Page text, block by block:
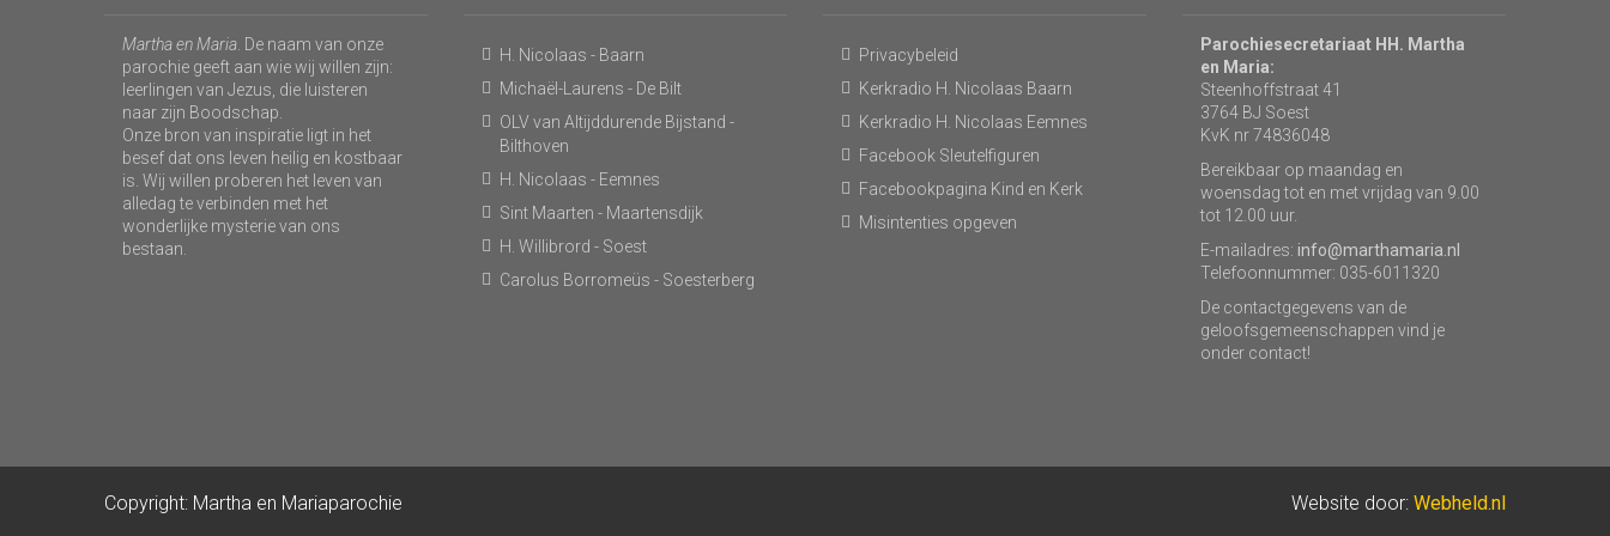
Martha en Maria . De naam van onze
parochie geeft aan wie wij willen zijn:
leerlingen van Jezus, die luisteren
naar zijn Boodschap.
Onze bron van inspiratie ligt in het
besef dat ons leven heilig en kostbaar
is. Wij willen proberen het leven van
alledag te verbinden met het
wonderlijke mysterie van ons
bestaan.
H. Nicolaas - Baarn
Michaël-Laurens - De Bilt
OLV van Altijddurende Bijstand -
Bilthoven
H. Nicolaas - Eemnes
Sint Maarten - Maartensdijk
H. Willibrord - Soest
Carolus Borromeüs - Soesterberg
Privacybeleid
Kerkradio H. Nicolaas Baarn
Kerkradio H. Nicolaas Eemnes
Facebook Sleutelfiguren
Facebookpagina Kind en Kerk
Misintenties opgeven
Parochiesecretariaat HH. Martha
en Maria:
Steenhoffstraat 41
3764 BJ Soest
KvK nr 74836048
Bereikbaar op maandag en
woensdag tot en met vrijdag van 9.00
tot 12.00 uur.
E-mailadres: info@marthamaria.nl
Telefoonnummer: 035-6011320
De contactgegevens van de
geloofsgemeenschappen vind je
onder contact!
Copyright: Martha en Mariaparochie Website door: Webheld.nl